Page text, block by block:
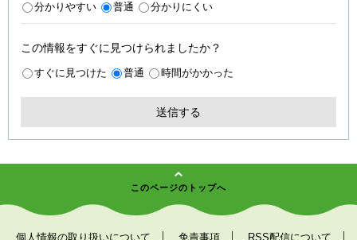
分かりやすい 普通 分かりにくい
この情報をすぐに見つけられましたか？
すぐに見つけた 普通 時間がかかった
このページのトップへ
個人情報の取り扱いについて 免責事項
RSS配信について